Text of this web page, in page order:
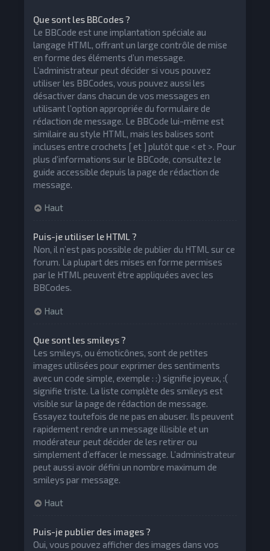
Que sont les BBCodes ?
Le BBCode est une implantation spéciale au
langage HTML, offrant un large contrôle de mise
en forme des éléments d’un message.
L’administrateur peut décider si vous pouvez
utiliser les BBCodes, vous pouvez aussi les
désactiver dans chacun de vos messages en
utilisant l’option appropriée du formulaire de
rédaction de message. Le BBCode lui-même est
similaire au style HTML, mais les balises sont
incluses entre crochets [ et ] plutôt que < et >. Pour
plus d’informations sur le BBCode, consultez le
guide accessible depuis la page de rédaction de
message.
Haut
Puis-je utiliser le HTML ?
Non, il n’est pas possible de publier du HTML sur ce
forum. La plupart des mises en forme permises
par le HTML peuvent être appliquées avec les
BBCodes.
Haut
Que sont les smileys ?
Les smileys, ou émoticônes, sont de petites
images utilisées pour exprimer des sentiments
avec un code simple, exemple : :) signifie joyeux, :(
signifie triste. La liste complète des smileys est
visible sur la page de rédaction de message.
Essayez toutefois de ne pas en abuser. Ils peuvent
rapidement rendre un message illisible et un
modérateur peut décider de les retirer ou
simplement d’effacer le message. L’administrateur
peut aussi avoir défini un nombre maximum de
smileys par message.
Haut
Puis-je publier des images ?
Oui, vous pouvez afficher des images dans vos